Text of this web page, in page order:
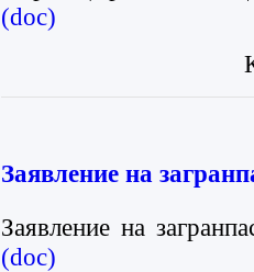
(doc)
Заявление на
Заявление на
(doc)